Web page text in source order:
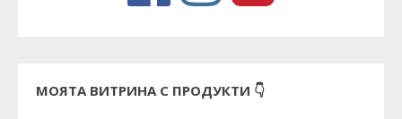
МОЯТА ВИТРИНА С ПРОДУКТИ 👇